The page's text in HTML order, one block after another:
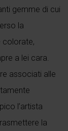
gemme di cui
la
colorate,
a lei cara.
associati alle
l’artista
la